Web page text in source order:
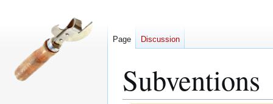
Subventions
Page Discussion